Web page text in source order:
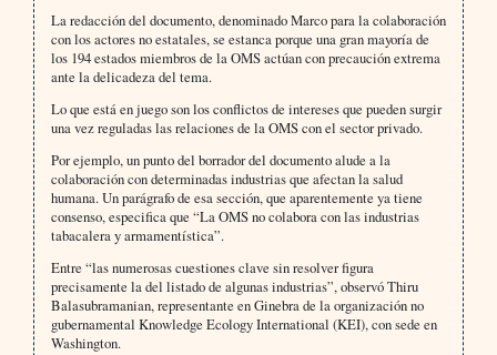
La redacción del documento, denominado Marco para la colaboración
con los actores no estatales, se estanca porque una gran mayoría de
los 194 estados miembros de la OMS actúan con precaución extrema
ante la delicadeza del tema.
Lo que está en juego son los conflictos de intereses que pueden surgir
una vez reguladas las relaciones de la OMS con el sector privado.
Por ejemplo, un punto del borrador del documento alude a la
colaboración con determinadas industrias que afectan la salud
humana. Un parágrafo de esa sección, que aparentemente ya tiene
consenso, especifica que “La OMS no colabora con las industrias
tabacalera y armamentística”.
Entre “las numerosas cuestiones clave sin resolver figura
precisamente la del listado de algunas industrias”, observó Thiru
Balasubramanian, representante en Ginebra de la organización no
gubernamental Knowledge Ecology International (KEI), con sede en
Washington.